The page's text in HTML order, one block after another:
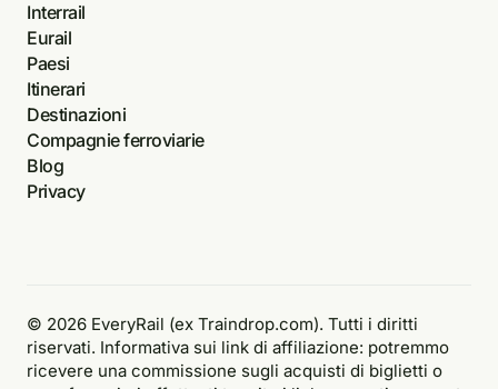
Interrail
Eurail
Paesi
Itinerari
Destinazioni
Compagnie ferroviarie
Blog
Privacy
© 2026 EveryRail (ex Traindrop.com). Tutti i diritti
riservati. Informativa sui link di affiliazione: potremmo
ricevere una commissione sugli acquisti di biglietti o